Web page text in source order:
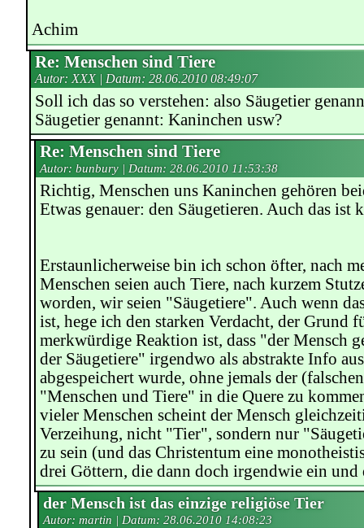
Achim
Re: Menschen sind Tiere
Autor: XXX | Datum: 28.06.2010 08:49:07
Soll ich das so verstehen: also Säugetier
Säugetier genannt: Kaninchen usw?
Re: Menschen sind Tiere
Autor: bunbury | Datum: 28.06.2010 11:53:38
Richtig, Menschen uns Kaninchen gehören
Etwas genauer: den Säugetieren. Auch das ist
Erstaunlicherweise bin ich schon öfter, nach
Menschen seien auch Tiere, nach kurzem
worden, wir seien "Säugetiere". Auch wenn
ist, hege ich den starken Verdacht, der Grund
merkwürdige Reaktion ist, dass "der Mensch
der Säugetiere" irgendwo als abstrakte Info
abgespeichert wurde, ohne jemals der
"Menschen und Tiere" in die Quere zu
vieler Menschen scheint der Mensch
Verzeihung, nicht "Tier", sondern nur
zu sein (und das Christentum eine
drei Göttern, die dann doch irgendwie ein und
der Mensch ist das einzige religiöse Tier
Autor: martin | Datum: 28.06.2010 14:08:23